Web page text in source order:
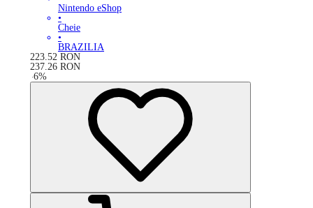
Nintendo eShop
•
Cheie
•
BRAZILIA
223.52 RON
237.26 RON
-6%